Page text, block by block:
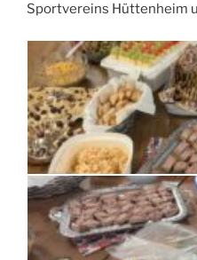
Sportvereins Hüttenheim